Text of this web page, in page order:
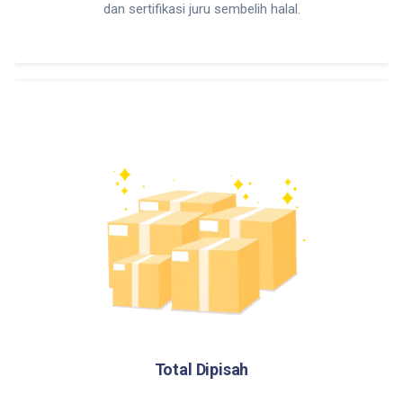
dan sertifikasi juru sembelih halal.
Total Dipisah